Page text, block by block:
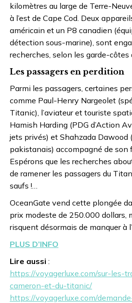
kilomètres au large de Terre-
à l’est de Cape Cod. Deux
américain et un P8 canadien
détection sous-marine), sont
recherches, selon les garde-côtes
Les passagers en perdition
Parmi les passagers, certaines
comme Paul-Henry Nargeolet
Titanic), l’aviateur et touriste
Hamish Harding (PDG d’Action
jets privés) et Shahzada Dawood
pakistanais) accompagné de son
Espérons que les recherches
de ramener les passagers du
saufs !…
OceanGate vend cette plongée
prix modeste de 250.000 dollars,
risquent désormais de manquer à
PLUS D’INFO
Lire aussi :
https://voyagerluxe.com/sur-les-
cameron-et-du-titanic/
https://voyagerluxe.com/